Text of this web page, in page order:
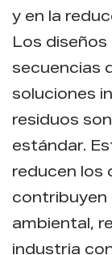
y en la
Los
secuencias
soluciones
residuos
estándar.
reducen los
contribuyen
ambiental,
industria